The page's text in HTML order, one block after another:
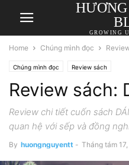
GROWING
Home Chúng mình đọc
Chúng mình đọc Review sách
Review sách:
Review chi tiết cuốn sách
quan hệ với sếp và đồng
By huongnguyentt - Tháng tám